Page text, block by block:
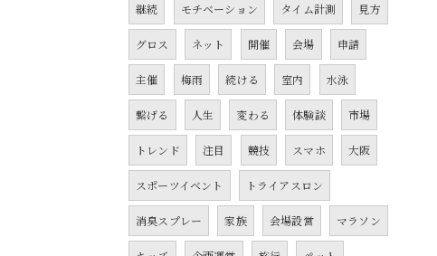
継続 モチベーション タイム計測 見方
グロス ネット 開催 会場 申請
主催 梅雨 続ける 室内 水泳
繋げる 人生 変わる 体験談 市場
トレンド 注目 競技 スマホ 大阪
スポーツイベント トライアスロン
消臭スプレー 家族 会場設営 マラソン